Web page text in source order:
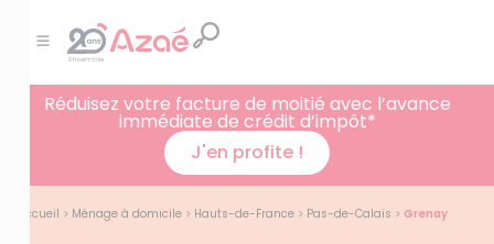
Réduisez votre facture de moitié avec l’avance
immédiate de crédit d’impôt*
J'en profite !
Accueil > Ménage à domicile > Hauts-de-France > Pas-de-Calais > Grenay